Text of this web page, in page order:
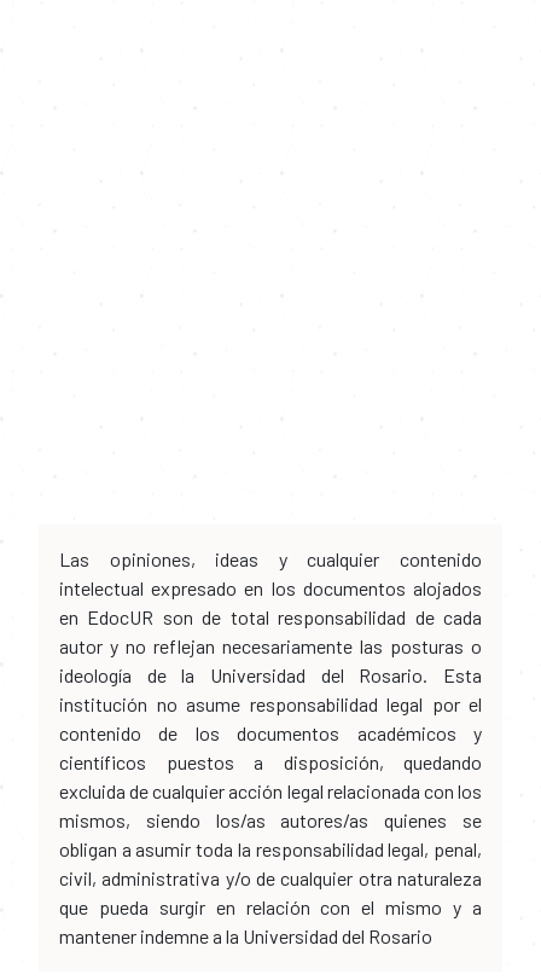
Las opiniones, ideas y cualquier contenido
intelectual expresado en los documentos alojados
en EdocUR son de total responsabilidad de cada
autor y no reflejan necesariamente las posturas o
ideología de la Universidad del Rosario. Esta
institución no asume responsabilidad legal por el
contenido de los documentos académicos y
científicos puestos a disposición, quedando
excluida de cualquier acción legal relacionada con los
mismos, siendo los/as autores/as quienes se
obligan a asumir toda la responsabilidad legal, penal,
civil, administrativa y/o de cualquier otra naturaleza
que pueda surgir en relación con el mismo y a
mantener indemne a la Universidad del Rosario